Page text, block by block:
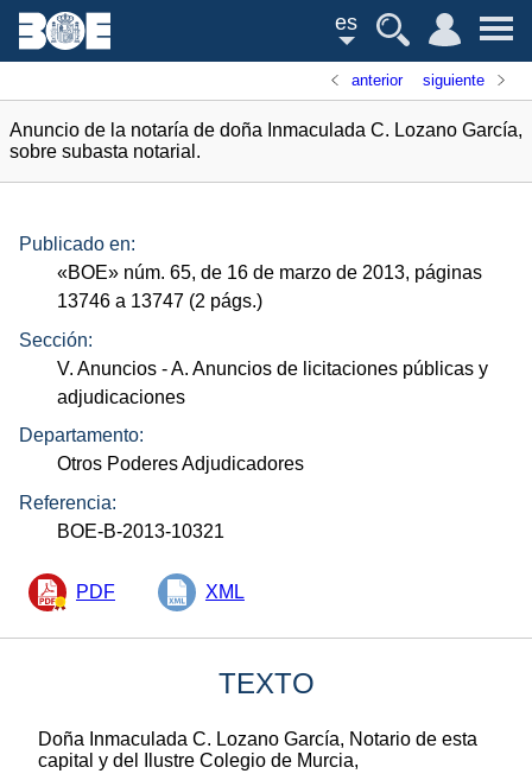
es
anterior siguiente
Anuncio de la notaría de doña Inmaculada C. Lozano García,
sobre subasta notarial.
Publicado en:
«BOE» núm. 65, de 16 de marzo de 2013, páginas
13746 a 13747 (2 págs.)
Sección:
V. Anuncios - A. Anuncios de licitaciones públicas y
adjudicaciones
Departamento:
Otros Poderes Adjudicadores
Referencia:
BOE-B-2013-10321
PDF XML
TEXTO
Doña Inmaculada C. Lozano García, Notario de esta
capital y del Ilustre Colegio de Murcia,